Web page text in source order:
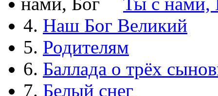
4. Наш Бог Великий
5. Родителям
6. Баллада о трёх
7. Белый снег